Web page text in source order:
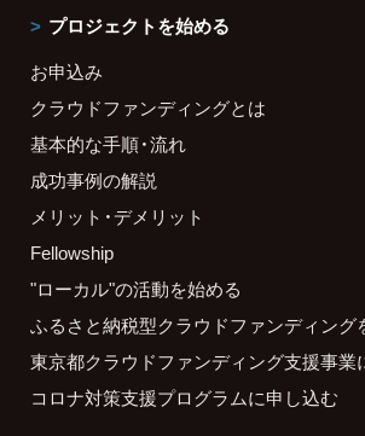
プロジェクトを始める
お申込み
クラウドファンディングとは
基本的な手順・流れ
成功事例の解説
メリット・デメリット
Fellowship
"ローカル"の活動を始める
ふるさと納税型クラウドファンディング
東京都クラウドファンディング支援事業
コロナ対策支援プログラムに申し込む